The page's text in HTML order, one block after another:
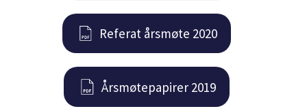
Referat årsmøte 2020
Årsmøtepapirer 2019